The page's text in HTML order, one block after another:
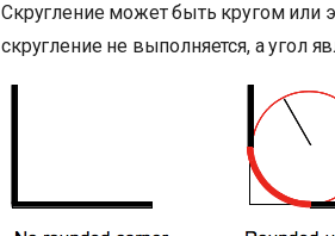
Скругление может быть кругом или
скругление не выполняется, а угол